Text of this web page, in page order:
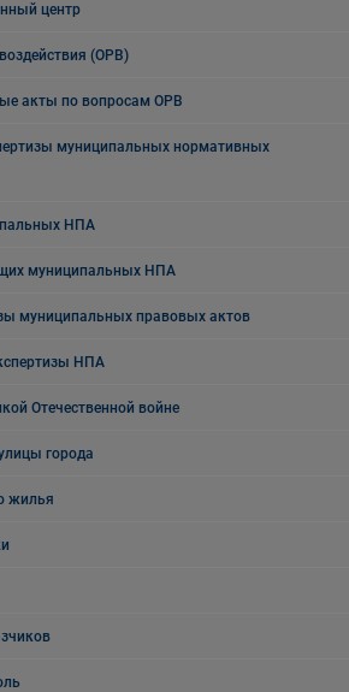
центр
(ОРВ)
акты по вопросам ОРВ
муниципальных нормативных
НПА
муниципальных НПА
муниципальных правовых актов
НПА
Отечественной войне
города
жилья